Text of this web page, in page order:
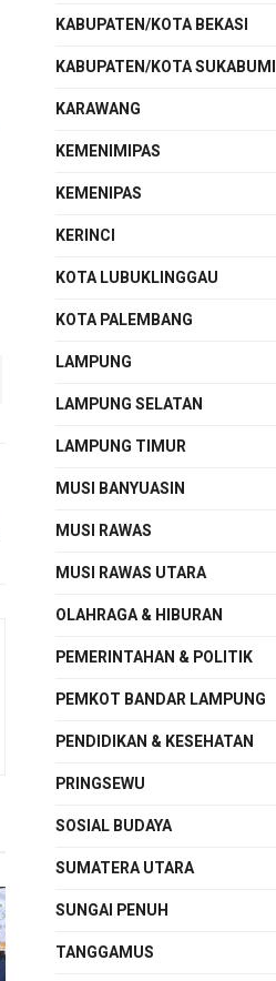
KABUPATEN/KOTA BEKASI
KABUPATEN/KOTA SUKABUMI
KARAWANG
KEMENIMIPAS
KEMENIPAS
KERINCI
KOTA LUBUKLINGGAU
KOTA PALEMBANG
LAMPUNG
LAMPUNG SELATAN
LAMPUNG TIMUR
MUSI BANYUASIN
MUSI RAWAS
MUSI RAWAS UTARA
OLAHRAGA & HIBURAN
PEMERINTAHAN & POLITIK
PEMKOT BANDAR LAMPUNG
PENDIDIKAN & KESEHATAN
PRINGSEWU
SOSIAL BUDAYA
SUMATERA UTARA
SUNGAI PENUH
TANGGAMUS